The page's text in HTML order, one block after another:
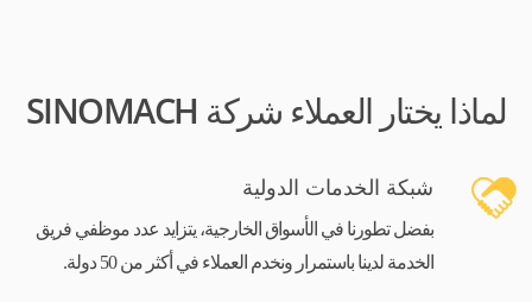
لماذا يختار العملاء شركة SINOMACH
شبكة الخدمات الدولية
بفضل تطورنا في الأسواق الخارجية، يتزايد عدد موظفي فريق
الخدمة لدينا باستمرار ونخدم العملاء في أكثر من 50 دولة.